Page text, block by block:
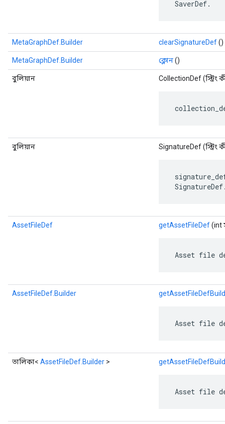
SaverDef.
MetaGraphDef.Builder clearSignatureDef()
MetaGraphDef.Builder ক্লোন()
বুলিয়ান CollectionDef (স্ট্রিং
বুলিয়ান SignatureDef (স্ট্রিং
AssetFileDef getAssetFileDef(int
Asset file
AssetFileDef.Builder
Asset file
তালিকা< AssetFileDef.Builder >
Asset file